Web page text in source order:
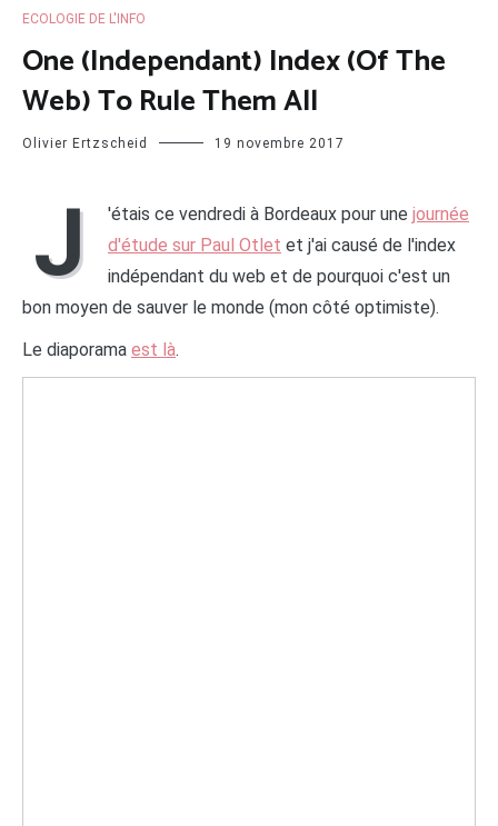
ECOLOGIE DE L'INFO
One (Independant) Index (Of The
Web) To Rule Them All
Olivier Ertzscheid 19 novembre 2017
J 'étais ce vendredi à Bordeaux pour une journée
d'étude sur Paul Otlet et j'ai causé de l'index
indépendant du web et de pourquoi c'est un
bon moyen de sauver le monde (mon côté optimiste).
Le diaporama est là.